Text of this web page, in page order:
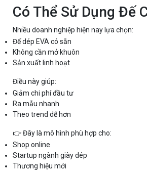
Có Thể Sử Dụng Đế
Nhiều doanh nghiệp hiện nay lựa chọn:
Đế dép EVA có sẵn
Không cần mở khuôn
Sản xuất linh hoạt
Điều này giúp:
Giảm chi phí đầu tư
Ra mẫu nhanh
Theo trend dễ hơn
👉 Đây là mô hình phù hợp cho:
Shop online
Startup ngành giày dép
Thương hiệu mới